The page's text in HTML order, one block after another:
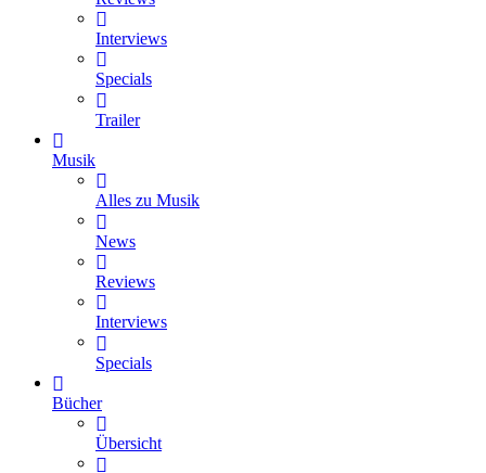
Interviews
Specials
Trailer
Musik
Alles zu Musik
News
Reviews
Interviews
Specials
Bücher
Übersicht